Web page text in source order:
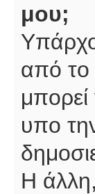
μου;
από το
μπορεί
υπο
Η